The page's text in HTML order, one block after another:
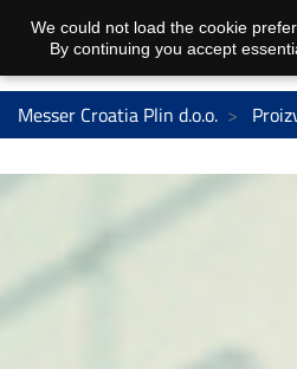
Messer Croatia Plin d.o.o.
We could not load the cookie
By continuing you accept